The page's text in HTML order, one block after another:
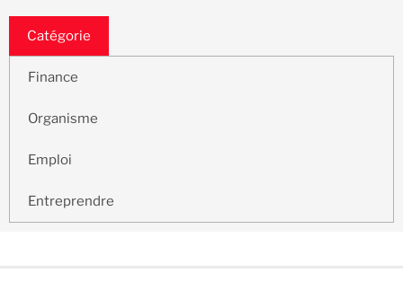
Catégorie
Finance
Organisme
Emploi
Entreprendre